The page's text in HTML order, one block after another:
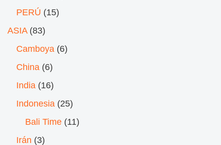
PERÚ (15)
ASIA(83)
Camboya (6)
China (6)
India (16)
Indonesia (25)
Bali Time (11)
Irán (3)